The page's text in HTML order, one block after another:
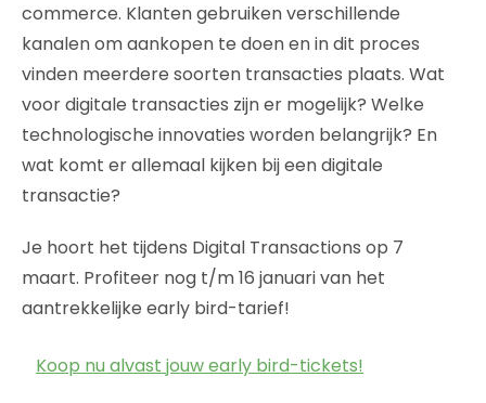
commerce. Klanten gebruiken verschillende
kanalen om aankopen te doen en in dit proces
vinden meerdere soorten transacties plaats. Wat
voor digitale transacties zijn er mogelijk? Welke
technologische innovaties worden belangrijk? En
wat komt er allemaal kijken bij een digitale
transactie?
Je hoort het tijdens Digital Transactions op 7
maart. Profiteer nog t/m 16 januari van het
aantrekkelijke early bird-tarief!
Koop nu alvast jouw early bird-tickets!